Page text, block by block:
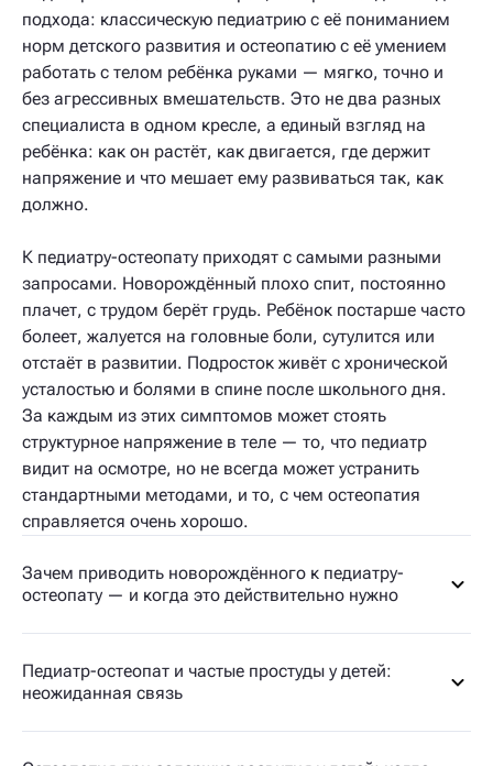
подхода: классическую педиатрию с её пониманием
норм детского развития и остеопатию с её умением
работать с телом ребёнка руками — мягко, точно и
без агрессивных вмешательств. Это не два разных
специалиста в одном кресле, а единый взгляд на
ребёнка: как он растёт, как двигается, где держит
напряжение и что мешает ему развиваться так, как
должно.
К педиатру-остеопату приходят с самыми разными
запросами. Новорождённый плохо спит, постоянно
плачет, с трудом берёт грудь. Ребёнок постарше часто
болеет, жалуется на головные боли, сутулится или
отстаёт в развитии. Подросток живёт с хронической
усталостью и болями в спине после школьного дня.
За каждым из этих симптомов может стоять
структурное напряжение в теле — то, что педиатр
видит на осмотре, но не всегда может устранить
стандартными методами, и то, с чем остеопатия
справляется очень хорошо.
Зачем приводить новорождённого к педиатру-
остеопату — и когда это действительно нужно
Педиатр-остеопат и частые простуды у детей:
неожиданная связь